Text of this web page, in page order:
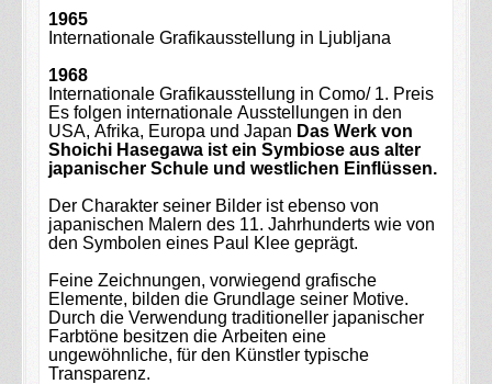
1965
Internationale Grafikausstellung in Ljubljana
1968
Internationale Grafikausstellung in Como/ 1. Preis
Es folgen internationale Ausstellungen in den
USA, Afrika, Europa und Japan Das Werk von
Shoichi Hasegawa ist ein Symbiose aus alter
japanischer Schule und westlichen Einflüssen.
Der Charakter seiner Bilder ist ebenso von
japanischen Malern des 11. Jahrhunderts wie von
den Symbolen eines Paul Klee geprägt.
Feine Zeichnungen, vorwiegend grafische
Elemente, bilden die Grundlage seiner Motive.
Durch die Verwendung traditioneller japanischer
Farbtöne besitzen die Arbeiten eine
ungewöhnliche, für den Künstler typische
Transparenz.